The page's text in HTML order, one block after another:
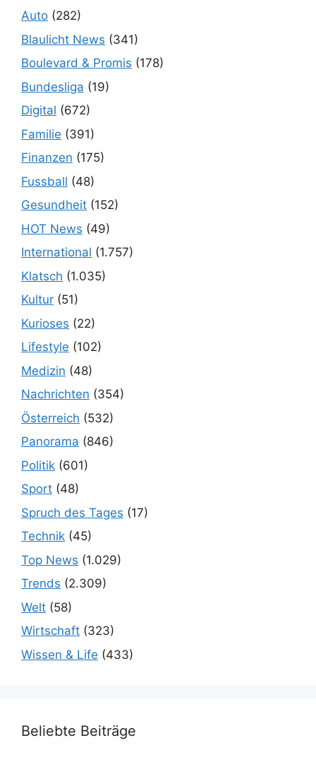
Auto (282)
Blaulicht News (341)
Boulevard & Promis (178)
Bundesliga (19)
Digital (672)
Familie (391)
Finanzen (175)
Fussball (48)
Gesundheit (152)
HOT News (49)
International (1.757)
Klatsch (1.035)
Kultur (51)
Kurioses (22)
Lifestyle (102)
Medizin (48)
Nachrichten (354)
Österreich (532)
Panorama (846)
Politik (601)
Sport (48)
Spruch des Tages (17)
Technik (45)
Top News (1.029)
Trends (2.309)
Welt (58)
Wirtschaft (323)
Wissen & Life (433)
Beliebte Beiträge